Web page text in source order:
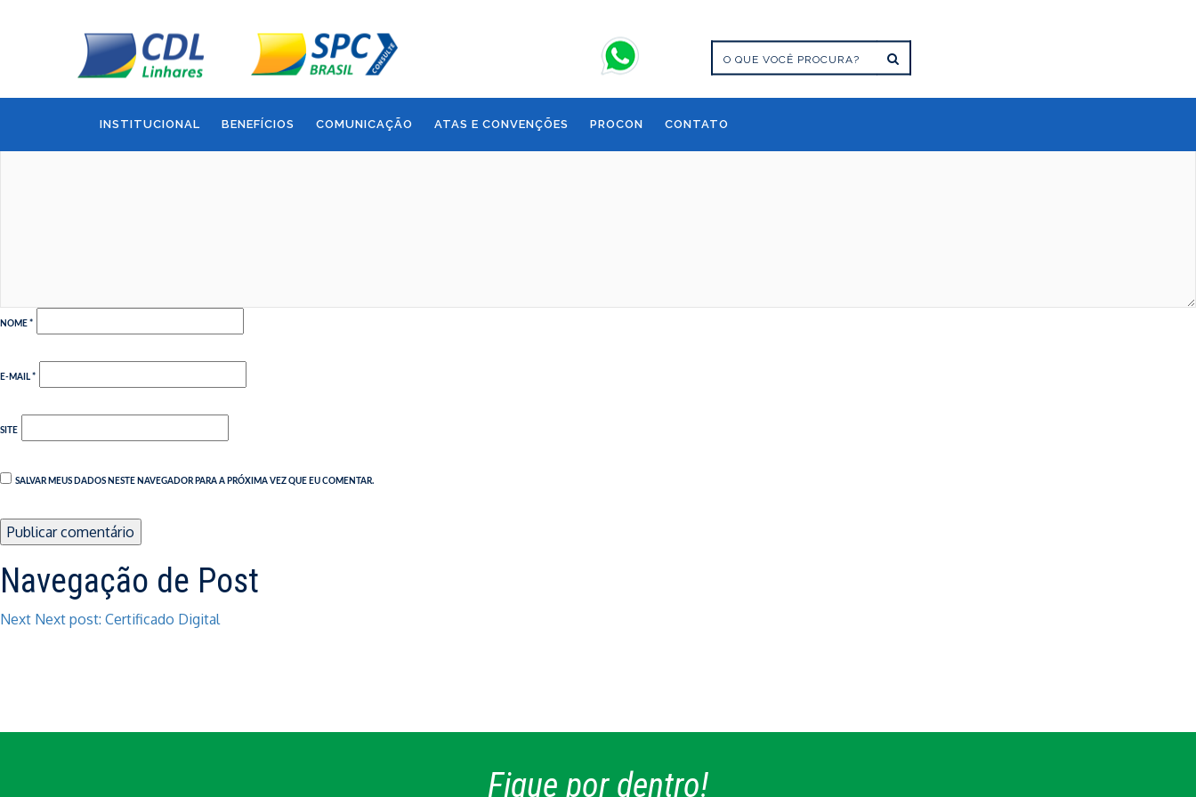
INSTITUCIONAL BENEFÍCIOS COMUNICAÇÃO ATAS E CONVENÇÕES PROCON CONTATO
Deixe uma resposta
O seu endereço de e-mail não será publicado.Campos obrigatórios são marcados com
NOME *
E-MAIL *
SITE
SALVAR MEUS DADOS NESTE NAVEGADOR PARA A PRÓXIMA VEZ QUE EU COMENTAR.
Navegação de Post
Next Next post: Certificado Digital
Fique por dentro!